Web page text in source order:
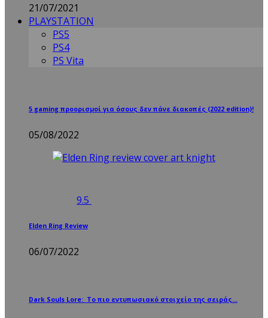
21/07/2021
PLAYSTATION
PS5
PS4
PS Vita
5 gaming προορισμοί για όσους δεν πάνε διακοπές (2022 edition)!
05/08/2022
9.5
Elden Ring Review
06/07/2022
Dark Souls Lore: Το πιο εντυπωσιακό στοιχείο της σειράς…